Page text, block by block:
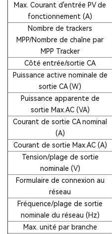
Max. Courant d'entrée PV de
fonctionnement (A)
Nombre de trackers
MPP/Nombre de chaîne par
MPP Tracker
Côté entrée/sortie CA
Puissance active nominale de
sortie CA (W)
Puissance apparente de
sortie Max.AC (VA)
Courant de sortie CA nominal
(A)
Courant de sortie Max.AC (A)
Tension/plage de sortie
nominale (V)
Formulaire de connexion au
réseau
Fréquence/plage de sortie
nominale du réseau (Hz)
Max. unité par branche